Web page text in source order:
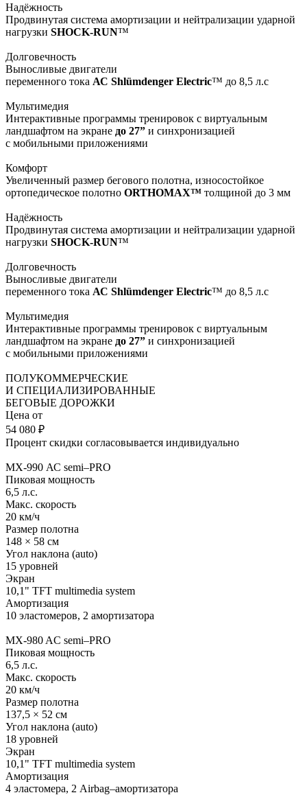
Надёжность
Продвинутая система амортизации и нейтрализации ударной
нагрузки SHOCK-RUN™
Долговечность
Выносливые двигатели
переменного тока АС Shlümdenger Electric™ до 8,5 л.с
Мультимедия
Интерактивные программы тренировок с виртуальным
ландшафтом на экране до 27” и синхронизацией
с мобильными приложениями
Комфорт
Увеличенный размер бегового полотна, износостойкое
ортопедическое полотно ORTHOMAX™ толщиной до 3 мм
Надёжность
Продвинутая система амортизации и нейтрализации ударной
нагрузки SHOCK-RUN™
Долговечность
Выносливые двигатели
переменного тока АС Shlümdenger Electric™ до 8,5 л.с
Мультимедия
Интерактивные программы тренировок с виртуальным
ландшафтом на экране до 27” и синхронизацией
с мобильными приложениями
ПОЛУКОММЕРЧЕСКИЕ
И СПЕЦИАЛИЗИРОВАННЫЕ
БЕГОВЫЕ ДОРОЖКИ
Цена от
54 080 ₽
Процент скидки согласовывается индивидуально
MX-990 АС semi–PRO
Пиковая мощность
6,5 л.с.
Макс. скорость
20 км/ч
Размер полотна
148 × 58 см
Угол наклона (auto)
15 уровней
Экран
10,1" TFT multimedia system
Амортизация
10 эластомеров, 2 амортизатора
MX-980 AC semi–PRO
Пиковая мощность
6,5 л.с.
Макс. скорость
20 км/ч
Размер полотна
137,5 × 52 см
Угол наклона (auto)
18 уровней
Экран
10,1" TFT multimedia system
Амортизация
4 эластомера, 2 Airbag–амортизатора